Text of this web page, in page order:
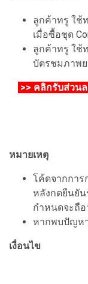
ลูกค้าทรู ใช้
เมื่อซื้อชุด
ลูกค้าทรู ใช้
บัตรชมภาพ
>> คลิกรับส่วน
หมายเหตุ
โค้ดจากการ
หลังกดยืนยัน
กำหนดจะถื
หากพบปัญห
เงื่อนไข